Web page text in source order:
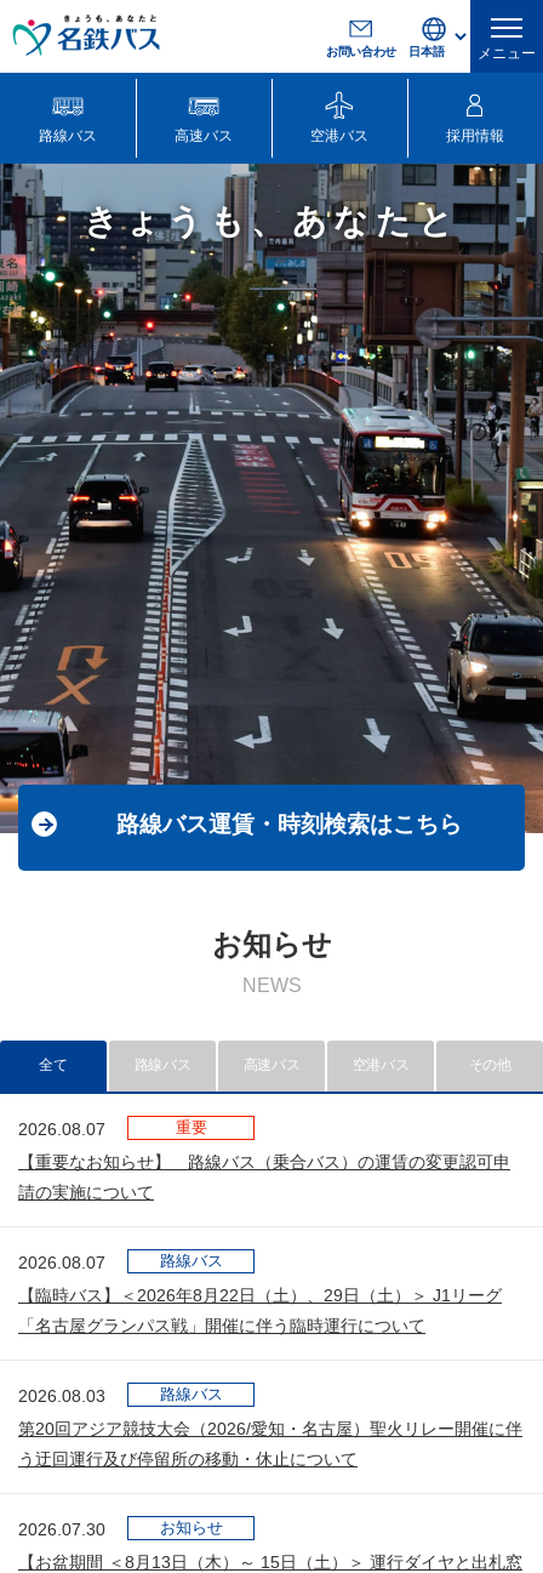
お問い合わせ メニュー
路線バス 高速バス 空港バス 採用情報
きょうも、あなたと
路線バス運賃・時刻検索はこちら
お知らせ
NEWS
全て 路線バス 高速バス 空港バス その他
2026.08.07 重要
【重要なお知らせ】 路線バス（乗合バス）の運賃の変更認可申
請の実施について
2026.08.07 路線バス
【臨時バス】＜2026年8月22日（土）、29日（土）＞ J1リーグ
「名古屋グランパス戦」開催に伴う臨時運行について
2026.08.03 路線バス
第20回アジア競技大会（2026/愛知・名古屋）聖火リレー開催に伴
う迂回運行及び停留所の移動・休止について
2026.07.30 お知らせ
【お盆期間 ＜8月13日（木）～ 15日（土）＞ 運行ダイヤと出札窓